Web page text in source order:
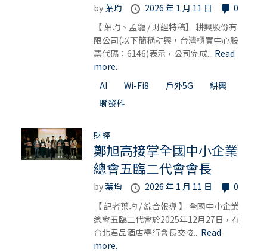
by葉均 2026 年 1 月 11 日
0
【 葉均、孟龍 / 財經特稿】 耕興股份有
限公司(以下簡稱耕興，台灣櫃買中心股
票代碼：6146)表示，公司完成... Read
more.
AI
Wi-Fi8 戶外5G
耕興
聯發科
財經
鄭旭高接掌全國中小企業
總會五臨二代會會長
by葉均 2026 年 1 月 11 日
0
【 記者葉均 / 綜合報導 】 全國中小企業
總會五臨二代會於2025年12月27日，在
台北君品酒店舉行會長交接... Read
more.